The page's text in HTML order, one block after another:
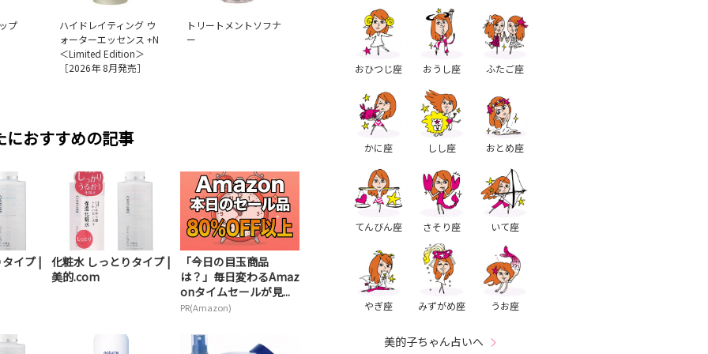
プ
ハイドレイティング ウ
ォーターエッセンス +N
＜Limited Edition＞
［2026年 8月発売］
トリートメントソフナ
ー
におすすめの記事
イプ |
化粧水 しっとりタイプ |
美的.com
「今日の目玉商品
は？」毎日変わるAmaz
onタイムセールが見...
PR(Amazon)
おひつじ座 おうし座 ふたご座
かに座 しし座 おとめ座
てんびん座 さそり座 いて座
やぎ座 みずがめ座 うお座
美的子ちゃん占いへ